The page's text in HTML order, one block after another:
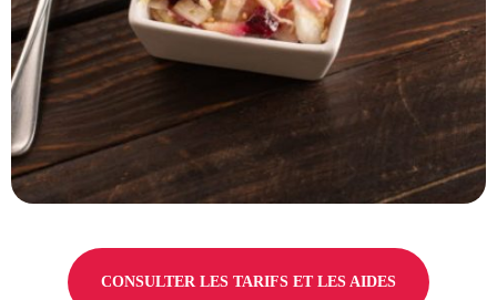
CONSULTER LES TARIFS ET LES AIDES